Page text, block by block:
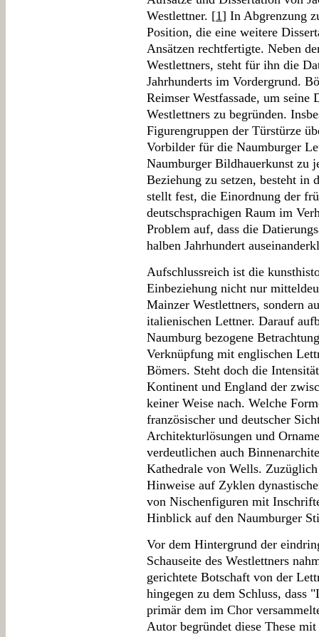
Westlettner. [1] In Abgrenzung
Position, die eine weitere
Ansätzen rechtfertigte. Neben
Westlettners, steht für ihn die
Jahrhunderts im Vordergrund.
Reimser Westfassade, um seine
Westlettners zu begründen.
Figurengruppen der Türstürze
Vorbilder für die Naumburger
Naumburger Bildhauerkunst zu
Beziehung zu setzen, besteht in
stellt fest, die Einordnung der
deutschsprachigen Raum im
Problem auf, dass die
halben Jahrhundert
Aufschlussreich ist die
Einbeziehung nicht nur
Mainzer Westlettners, sondern
italienischen Lettner. Darauf
Naumburg bezogene
Verknüpfung mit englischen
Bömers. Steht doch die
Kontinent und England der
keiner Weise nach. Welche
französischer und deutscher
Architekturlösungen und
verdeutlichen auch
Kathedrale von Wells.
Hinweise auf Zyklen
von Nischenfiguren mit
Hinblick auf den Naumburger
Vor dem Hintergrund der
Schauseite des Westlettners
gerichtete Botschaft von der
hingegen zu dem Schluss, dass
primär dem im Chor
Autor begründet diese These